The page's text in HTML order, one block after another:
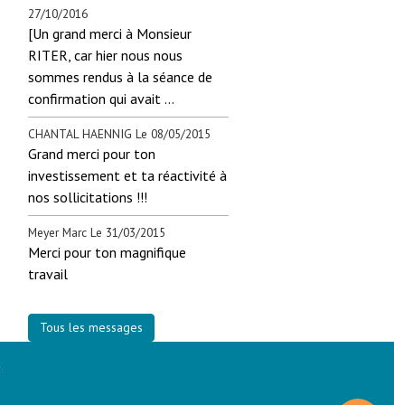
27/10/2016
[Un grand merci à Monsieur
RITER, car hier nous nous
sommes rendus à la séance de
confirmation qui avait ...
CHANTAL HAENNIG Le 08/05/2015
Grand merci pour ton
investissement et ta réactivité à
nos sollicitations !!!
Meyer Marc Le 31/03/2015
Merci pour ton magnifique
travail
Tous les messages